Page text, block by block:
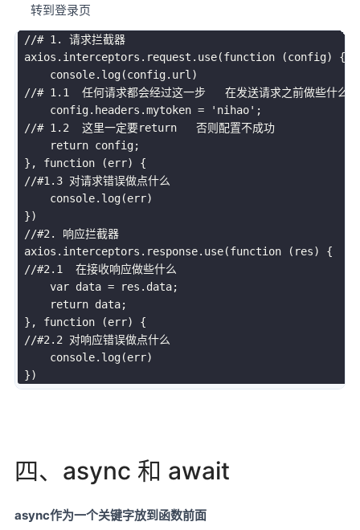
转到登录页
//# 1. 请求拦截器
axios . interceptors . request . use(function (config)
{
     console
. log(config. url )
//# 1.1  任何请求都会经过这一步   在发送请求之前做些什
     config
. headers .mytoken = 'nihao' ;
//# 1.2  这里一定要return   否则配置不成功
return config;
} , function (err)
{
//#1.3 对请求错误做点什么
     console
. log(err)
})
//#2. 响应拦截器
axios . interceptors . response. use(function ( res)
{
//#2.1  在接收响应做些什么
var data = res . data;
return data;
} , function (err)
{
//#2.2 对响应错误做点什么
     console
. log(err)
})
四、async 和 await
async作为一个关键字放到函数前面